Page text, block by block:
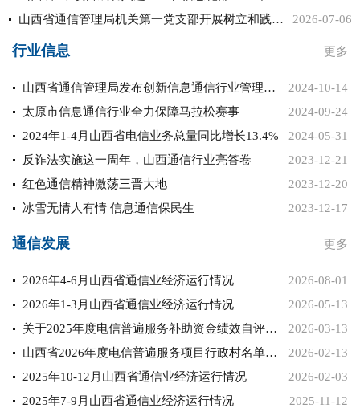
2026-07-06
山西省通信管理局机关第一党支部开展树立和践行正确政绩观主题党...
行业信息 更多
2024-10-14
山西省通信管理局发布创新信息通信行业管理优化营商环境实施意见
2024-09-24
太原市信息通信行业全力保障马拉松赛事
2024-05-31
2024年1-4月山西省电信业务总量同比增长13.4%
2023-12-21
反诈法实施这一周年，山西通信行业亮答卷
2023-12-20
红色通信精神激荡三晋大地
2023-12-17
冰雪无情人有情 信息通信保民生
通信发展 更多
2026-08-01
2026年4-6月山西省通信业经济运行情况
2026-05-13
2026年1-3月山西省通信业经济运行情况
2026-03-13
关于2025年度电信普遍服务补助资金绩效自评情况的报告
2026-02-13
山西省2026年度电信普遍服务项目行政村名单公示
2026-02-03
2025年10-12月山西省通信业经济运行情况
2025-11-12
2025年7-9月山西省通信业经济运行情况